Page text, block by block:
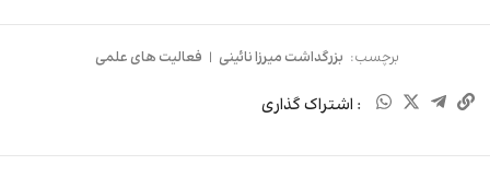
برچسب: بزرگداشت میرزا نائینی | فعالیت های علمی
: اشتراک گذاری